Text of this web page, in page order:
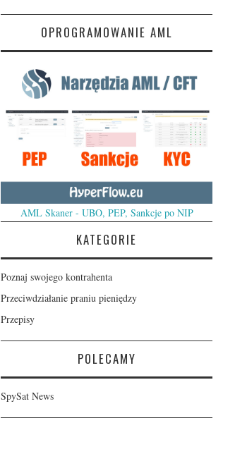
OPROGRAMOWANIE AML
AML Skaner - UBO, PEP, Sankcje po NIP
KATEGORIE
Poznaj swojego kontrahenta
Przeciwdziałanie praniu pieniędzy
Przepisy
POLECAMY
SpySat News